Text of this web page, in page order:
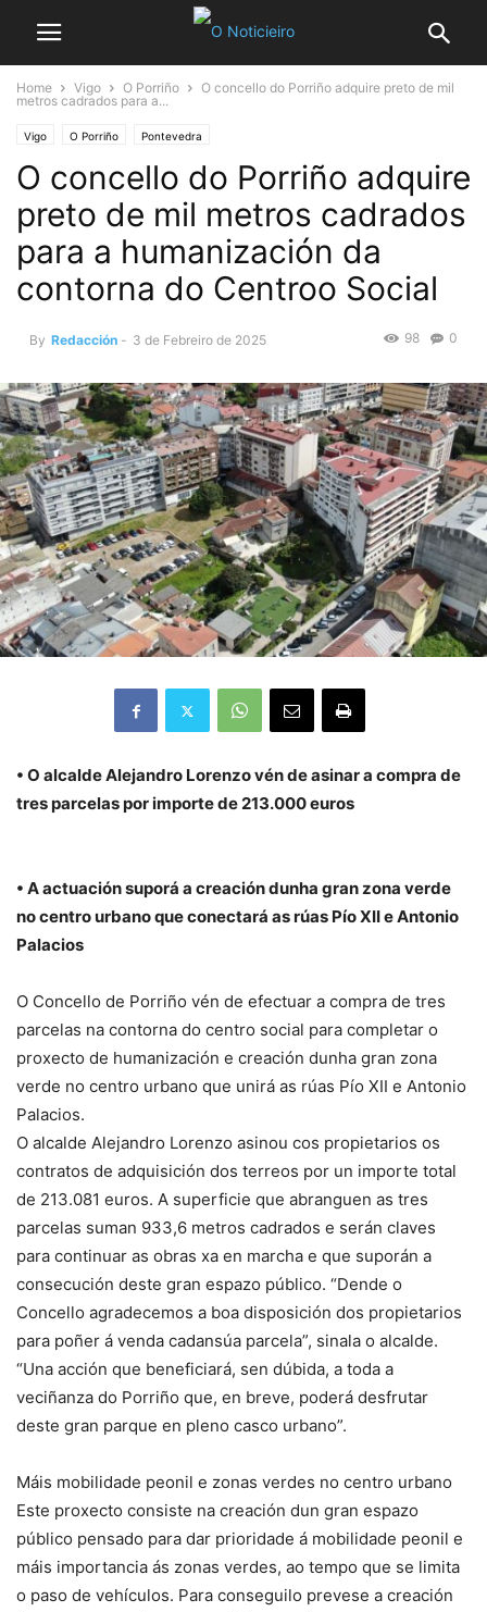
Home Vigo O Porriño
O concello do Porriño adquire preto de mil
metros cadrados para a...
Vigo O Porriño Pontevedra
O concello do Porriño adquire
preto de mil metros cadrados
para a humanización da
contorna do Centroo Social
By Redacción - 3 de Febreiro de 2025 0
98
• O alcalde Alejandro Lorenzo vén de asinar a compra de
tres parcelas por importe de 213.000 euros
• A actuación suporá a creación dunha gran zona verde
no centro urbano que conectará as rúas Pío XII e Antonio
Palacios
O Concello de Porriño vén de efectuar a compra de tres
parcelas na contorna do centro social para completar o
proxecto de humanización e creación dunha gran zona
verde no centro urbano que unirá as rúas Pío XII e Antonio
Palacios.
O alcalde Alejandro Lorenzo asinou cos propietarios os
contratos de adquisición dos terreos por un importe total
de 213.081 euros. A superficie que abranguen as tres
parcelas suman 933,6 metros cadrados e serán claves
para continuar as obras xa en marcha e que suporán a
consecución deste gran espazo público. “Dende o
Concello agradecemos a boa disposición dos propietarios
para poñer á venda cadansúa parcela”, sinala o alcalde.
“Una acción que beneficiará, sen dúbida, a toda a
veciñanza do Porriño que, en breve, poderá desfrutar
deste gran parque en pleno casco urbano”.
Máis mobilidade peonil e zonas verdes no centro urbano
Este proxecto consiste na creación dun gran espazo
público pensado para dar prioridade á mobilidade peonil e
máis importancia ás zonas verdes, ao tempo que se limita
o paso de vehículos. Para conseguilo prevese a creación